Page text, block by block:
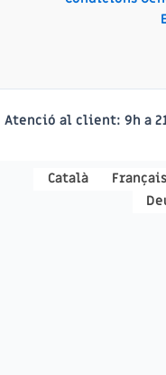
Atenció al client: 9h a
Català Français